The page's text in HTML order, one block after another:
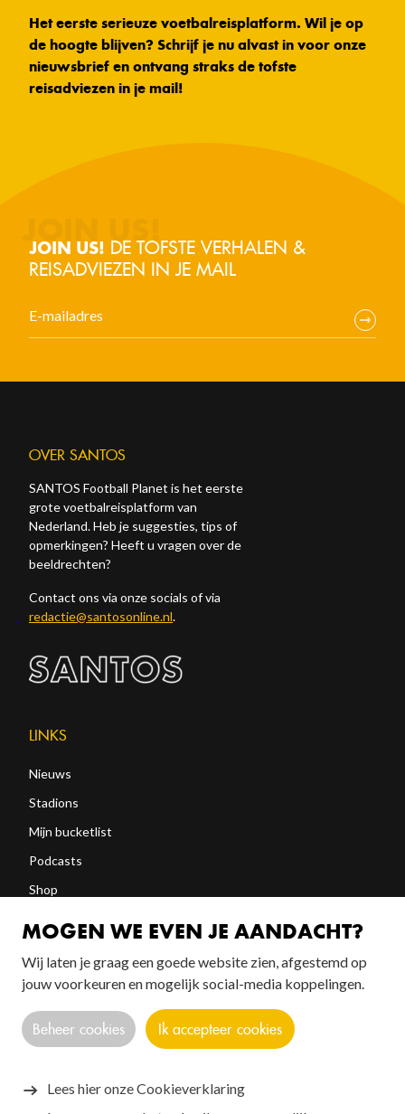
Het eerste serieuze voetbalreisplatform. Wil je op
de hoogte blijven? Schrijf je nu alvast in voor onze
nieuwsbrief en ontvang straks de tofste
reisadviezen in je mail!
JOIN US! DE TOFSTE VERHALEN &
REISADVIEZEN IN JE MAIL
OVER SANTOS
SANTOS Football Planet is het eerste
grote voetbalreisplatform van
Nederland. Heb je suggesties, tips of
opmerkingen? Heeft u vragen over de
beeldrechten?
Contact ons via onze socials of via
redactie@santosonline.nl.
LINKS
Nieuws
Stadions
Mijn bucketlist
Podcasts
Shop
FOLLOW US!
MOGEN WE EVEN JE AANDACHT?
Wij laten je graag een goede website zien, afgestemd op
jouw voorkeuren en mogelijk social-media koppelingen.
Beheer cookies Ik accepteer cookies
Lees hier onze Cookieverklaring